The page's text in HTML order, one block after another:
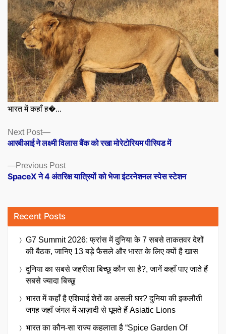
भारत में कहाँ ह�...
Posts
navigation
Previous PostPrevious
post:
SpaceX ने 4 अंतरिक्ष यात्रियों को भेजा इंटरनेशनल स्पेस स्टेशन
Next Post
Next
post:
आरबीआई ने लक्ष्मी विलास बैंक को रखा मोरेटोरियम पीरियड में
Recent Posts
G7 Summit 2026: फ्रांस में दुनिया के 7 सबसे ताकतवर देशों
की बैठक, जानिए 13 बड़े फैसले और भारत के लिए क्यों है खास
दुनिया का सबसे जहरीला बिच्छू कौन सा है?, जानें कहाँ पाए जाते हैं
सबसे ज्यादा बिच्छू
भारत में कहाँ है एशियाई शेरों का असली घर? दुनिया की इकलौती
जगह जहाँ जंगल में आज़ादी से घूमते हैं Asiatic Lions
भारत का कौन-सा राज्य कहलाता है “Spice Garden Of